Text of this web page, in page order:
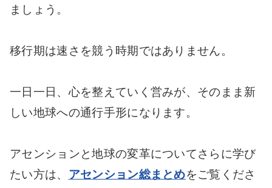
ましょう。
移行期は速さを競う時期ではありません。
一日一日、心を整えていく営みが、そのまま新
しい地球への通行手形になります。
アセンションと地球の変革についてさらに学び
たい方は、
アセンション総まとめをご覧くださ